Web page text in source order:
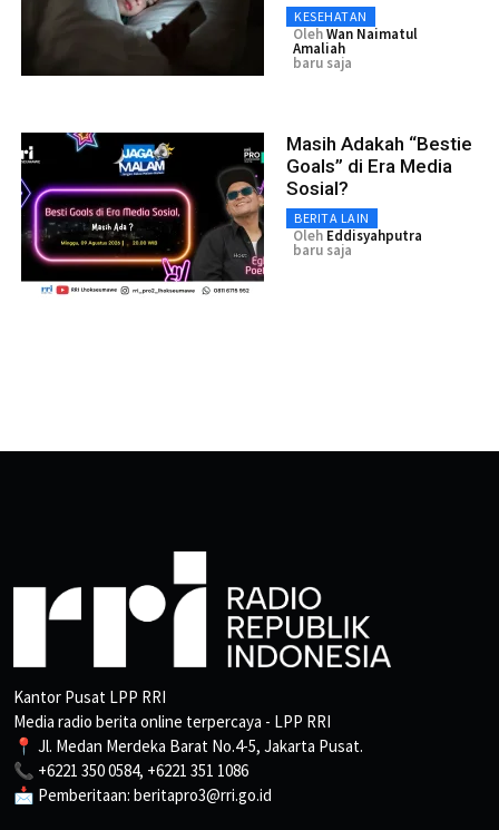
KESEHATAN
OlehWan Naimatul
Amaliah
baru saja
Masih Adakah “Bestie
Goals” di Era Media
Sosial?
BERITA LAIN
Oleh Eddisyahputra
baru saja
Kantor Pusat LPP RRI
Media radio berita online terpercaya - LPP RRI
📍 Jl. Medan Merdeka Barat No.4-5, Jakarta Pusat.
📞 +6221 350 0584, +6221 351 1086
📩 Pemberitaan: beritapro3@rri.go.id